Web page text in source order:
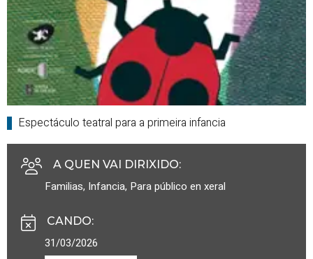
Espectáculo teatral para a primeira infancia
A QUEN VAI DIRIXIDO:
Familias, Infancia, Para público en xeral
CANDO:
31/03/2026